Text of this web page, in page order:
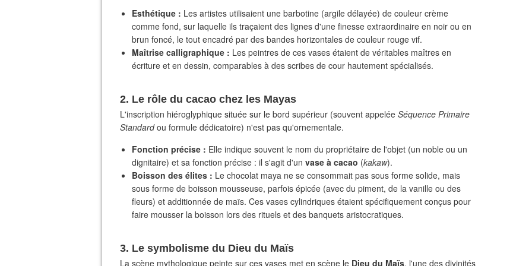
Esthétique : Les artistes utilisaient une barbotine (argile délayée) de couleur crème
comme fond, sur laquelle ils traçaient des lignes d'une finesse extraordinaire en noir ou en
brun foncé, le tout encadré par des bandes horizontales de couleur rouge vif.
Maîtrise calligraphique : Les peintres de ces vases étaient de véritables maîtres en
écriture et en dessin, comparables à des scribes de cour hautement spécialisés.
​2. Le rôle du cacao chez les Mayas
​L'inscription hiéroglyphique située sur le bord supérieur (souvent appelée Séquence Primaire
Standardou formule dédicatoire) n'est pas qu'ornementale.
Fonction précise : Elle indique souvent le nom du propriétaire de l'objet (un noble ou un
dignitaire) et sa fonction précise : il s'agit d'un vase à cacao (kakaw).
Boisson des élites : Le chocolat maya ne se consommait pas sous forme solide, mais
sous forme de boisson mousseuse, parfois épicée (avec du piment, de la vanille ou des
fleurs) et additionnée de maïs. Ces vases cylindriques étaient spécifiquement conçus pour
faire mousser la boisson lors des rituels et des banquets aristocratiques.
​3. Le symbolisme du Dieu du Maïs
​La scène mythologique peinte sur ces vases met en scène le Dieu du Maïs, l'une des divinités